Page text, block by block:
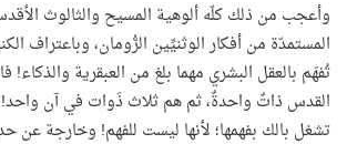
وأعجب من ذلك كلّه ألوهية المسيح والثالوث
المستمدّة من أفكار الوثنيِّين الرُّومان، وباعتراف
تُفهَم بالعقل البشري مهما بلغ من العبقرية والذكاء!
القدس ذاتٌ واحدةٌ، ثم هم ثلاث ذَوات في آن واحد!
تشغل بالك بفهمها؛ لأنها ليست للفهم! وخارجة عن